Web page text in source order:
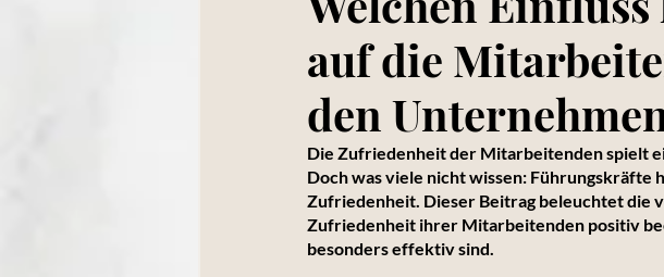
auf die
den
Die Zufriedenheit der Mitarbeitenden spielt
Doch was viele nicht wissen: Führungskräfte
Zufriedenheit. Dieser Beitrag beleuchtet die
Zufriedenheit ihrer Mitarbeitenden positiv
besonders effektiv sind.